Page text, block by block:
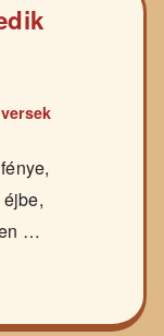
…